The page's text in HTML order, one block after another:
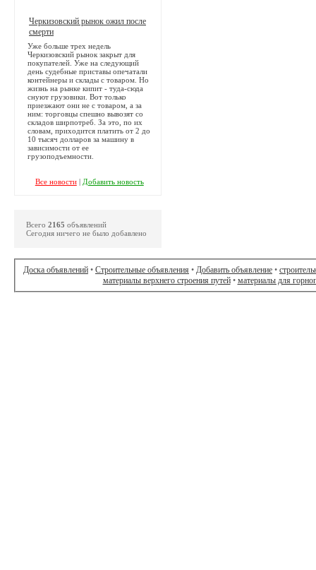
Черкизовский рынок ожил после
смерти
Уже больше трех недель
Черкизовский рынок закрыт для
покупателей. Уже на следующий
день судебные приставы опечатали
контейнеры и склады с товаром. Но
жизнь на рынке кипит - туда-сюда
снуют грузовики. Вот только
приезжают они не с товаром, а за
ним: торговцы спешно вывозят со
складов ширпотреб. За это, по их
словам, приходится платить от 2 до
10 тысяч долларов за машину в
зависимости от ее
грузоподъемности.
Все новости| Добавить новость
Всего 2165 объявлений
Сегодня ничего не было добавлено
Доска объявлений • Строительные объявления • Добавить объявление •
материалы верхнего строения путей• материалы для